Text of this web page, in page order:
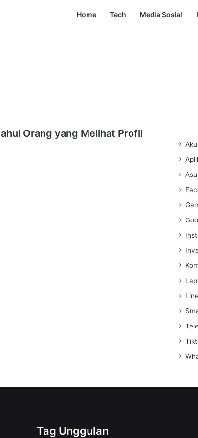
Home Tech Media Sosial
Orang yang Melihat Profil
Line
Tag Unggulan